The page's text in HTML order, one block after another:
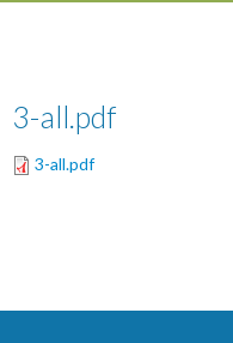
3-all.pdf
3-all.pdf